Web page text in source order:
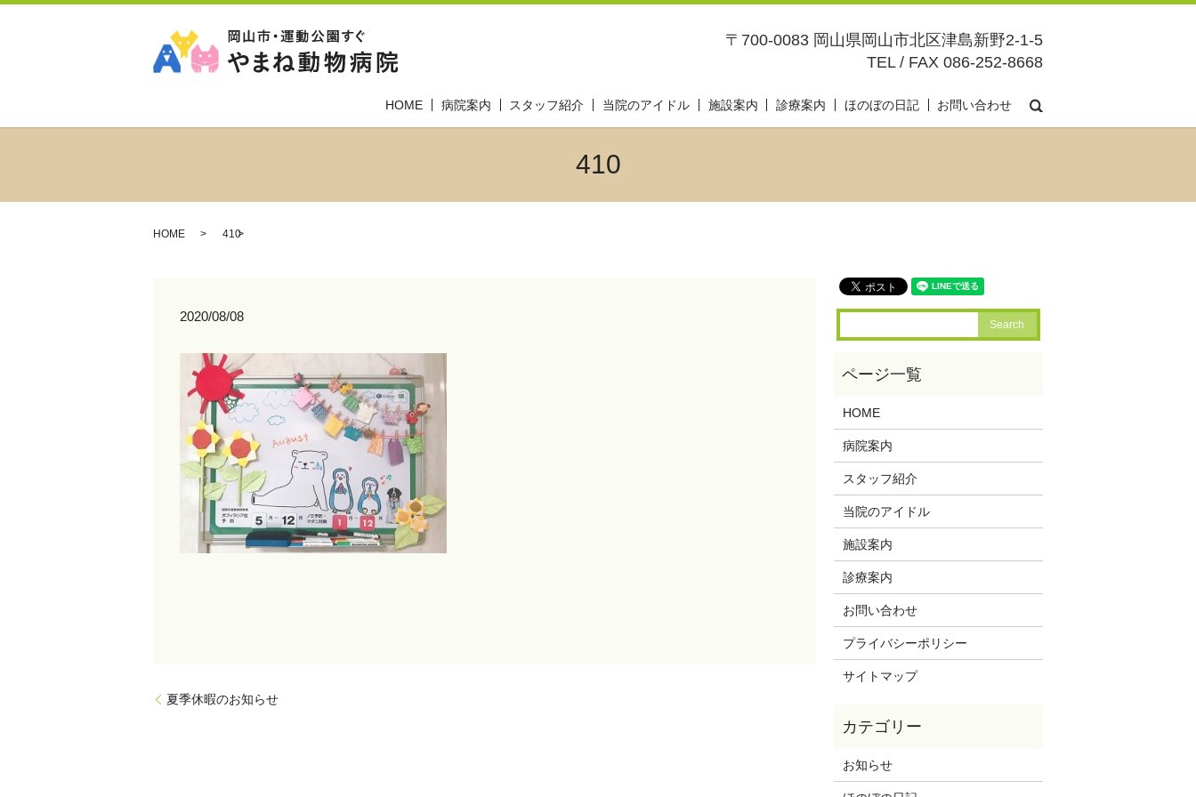
〒700-0083 岡山県岡山市北区津島新野2-1-5
TEL / FAX 086-252-8668
HOME 病院案内 スタッフ紹介 当院のアイドル 施設案内 診療案内 ほのぼの日記 お問い合わせ
410
HOME 410
2020/08/08
夏季休暇のお知らせ
HOME
病院案内
スタッフ紹介
当院のアイドル
施設案内
診療案内
お問い合わせ
プライバシーポリシー
サイトマップ
お知らせ